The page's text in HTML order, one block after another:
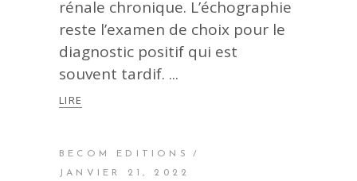
rénale chronique. L’échographie
reste l’examen de choix pour le
diagnostic positif qui est
souvent tardif.
LIRE
BECOM EDITIONS
JANVIER 21, 2022